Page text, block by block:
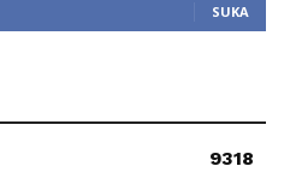
SUKA
9318